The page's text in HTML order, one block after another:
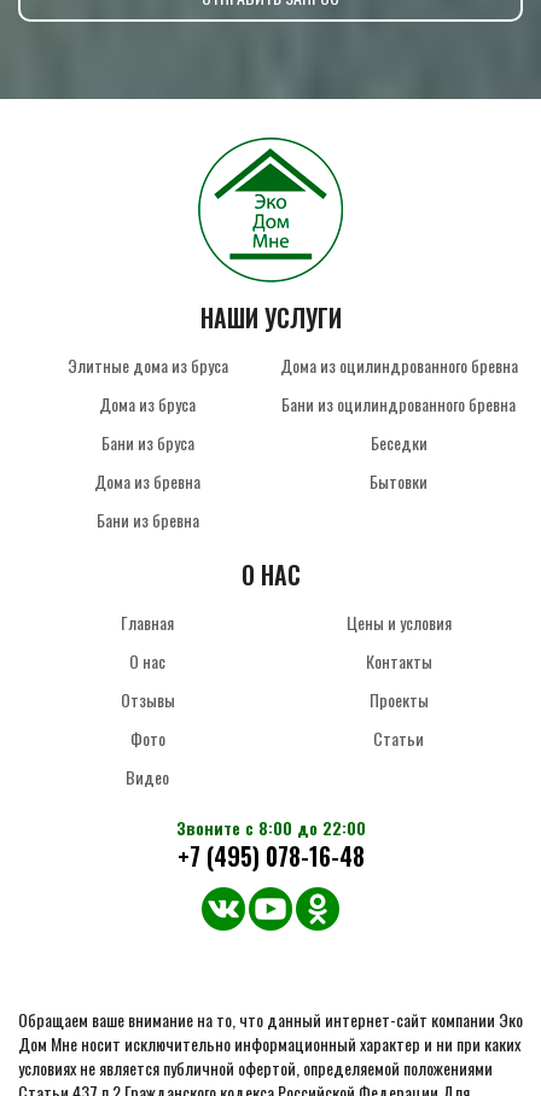
НАШИ УСЛУГИ
Элитные дома из бруса
Дома из бруса
Бани из бруса
Дома из бревна
Бани из бревна
Дома из оцилиндрованного бревна
Бани из оцилиндрованного бревна
Беседки
Бытовки
О НАС
Главная
О нас
Отзывы
Фото
Видео
Цены и условия
Контакты
Проекты
Статьи
Звоните с 8:00 до 22:00
+7 (495) 078-16-48
Обращаем ваше внимание на то, что данный интернет-сайт компании Эко
Дом Мне носит исключительно информационный характер и ни при каких
условиях не является публичной офертой, определяемой положениями